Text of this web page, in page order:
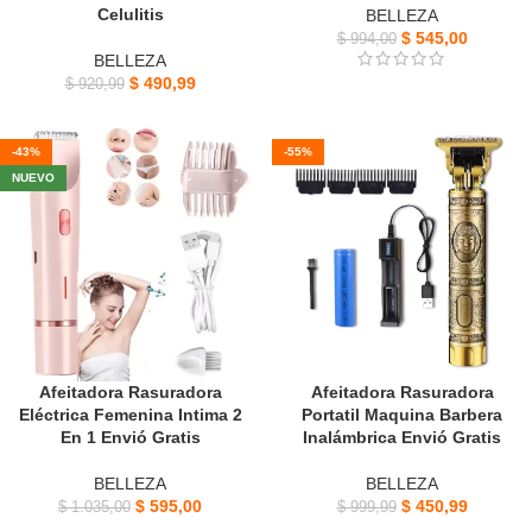
Celulitis
BELLEZA
$920,99 $490,99
BELLEZA
$994,00 $545,00
-43%
NUEVO
Afeitadora Rasuradora
Eléctrica Femenina Intima 2
En 1 Envió Gratis
BELLEZA
$1.035,00 $ 595,00
-55%
Afeitadora Rasuradora
Portatil Maquina Barbera
Inalámbrica Envió Gratis
BELLEZA
$999,99 $450,99